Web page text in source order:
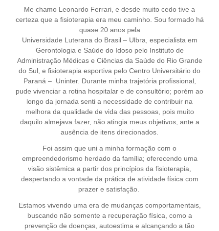
Me chamo Leonardo Ferrari, e desde muito cedo tive a
certeza que a fisioterapia era meu caminho. Sou formado há
quase 20 anos pela
Universidade Luterana do Brasil – Ulbra, especialista em
Gerontologia e Saúde do Idoso pelo Instituto de
Administração Médicas e Ciências da Saúde do Rio Grande
do Sul, e fisioterapia esportiva pelo Centro Universitário do
Paraná – Uninter. Durante minha trajetória profissional,
pude vivenciar a rotina hospitalar e de consultório; porém ao
longo da jornada senti a necessidade de contribuir na
melhora da qualidade de vida das pessoas, pois muito
daquilo almejava fazer, não atingia meus objetivos, ante a
ausência de itens direcionados.
Foi assim que uni a minha formação com o
empreendedorismo herdado da família; oferecendo uma
visão sistêmica a partir dos princípios da fisioterapia,
despertando a vontade da prática de atividade física com
prazer e satisfação.
Estamos vivendo uma era de mudanças comportamentais,
buscando não somente a recuperação física, como a
prevenção de doenças, autoestima e alcançando a tão